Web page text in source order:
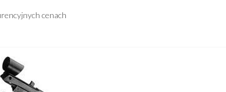
cenach